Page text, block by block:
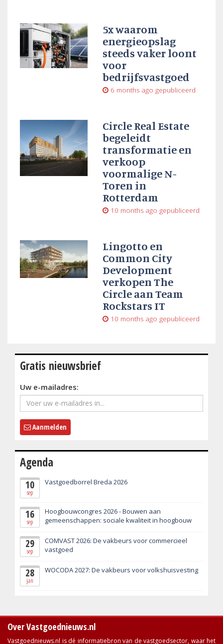
5x waarom
energieopslag
steeds vaker loont
voor
bedrijfsvastgoed
6 months ago gepubliceerd
Circle Real Estate
begeleidt
transformatie en
verkoop
voormalige N-
Toren in
Rotterdam
10 months ago gepubliceerd
Lingotto en
Common City
Development
verkopen The
Circle aan Team
Rockstars IT
10 months ago gepubliceerd
Gratis nieuwsbrief
Uw e-mailadres:
Aanmelden
Agenda
10
sep
Vastgoedborrel Breda 2026
16
sep
Hoogbouwcongres 2026 - Bouwen aan
gemeenschappen: sociale kwaliteit in hoogbouw
29
sep
COMVAST 2026: De vakbeurs voor commercieel
vastgoed
28
jan
WOCODA 2027: De vakbeurs voor volkshuisvesting
Over Vastgoednieuws.nl
Vastgoednieuws.nl is dé informatiebron van de vastgoedsector, waar het